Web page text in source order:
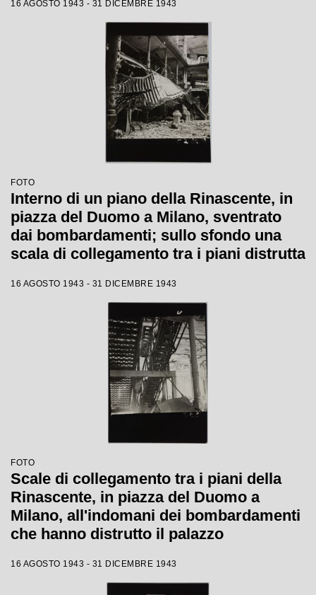
16 AGOSTO 1943 - 31 DICEMBRE 1943
FOTO
Interno di un piano della Rinascente, in
piazza del Duomo a Milano, sventrato
dai bombardamenti; sullo sfondo una
scala di collegamento tra i piani distrutta
16 AGOSTO 1943 - 31 DICEMBRE 1943
FOTO
Scale di collegamento tra i piani della
Rinascente, in piazza del Duomo a
Milano, all'indomani dei bombardamenti
che hanno distrutto il palazzo
16 AGOSTO 1943 - 31 DICEMBRE 1943